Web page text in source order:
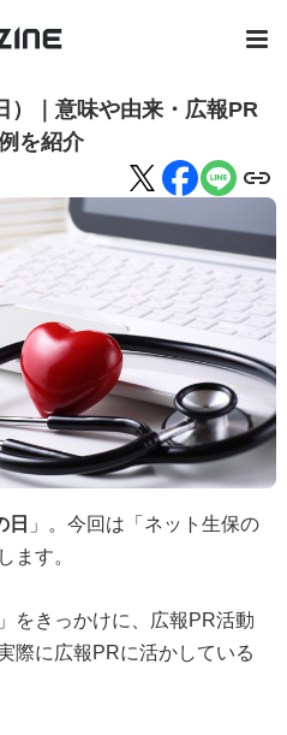
）｜意味や由来・広報PR
を紹介
日 」。今回は「ネット生保の
ます。
をきっかけに、広報PR活動
際に広報PRに活かしている